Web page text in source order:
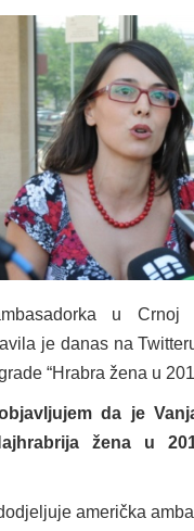
u Crnoj
je danas na
“Hrabra žena u
da je
žena u
američka